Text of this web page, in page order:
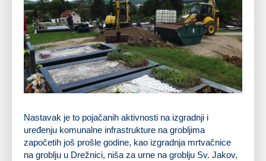
Nastavak je to pojačanih aktivnosti na izgradnji i
uređenju komunalne infrastrukture na grobljima
započetih još prošle godine, kao izgradnja mrtvačnice
na groblju u Drežnici, niša za urne na groblju Sv. Jakov,